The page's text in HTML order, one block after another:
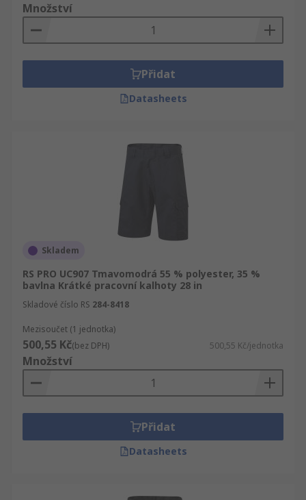
Množství
Přidat
Datasheets
Skladem
RS PRO UC907 Tmavomodrá 55 % polyester, 35 %
bavlna Krátké pracovní kalhoty 28 in
Skladové číslo RS 284-8418
Mezisoučet (1 jednotka)
500,55 Kč(bez DPH) 500,55 Kč/jednotka
Množství
Přidat
Datasheets